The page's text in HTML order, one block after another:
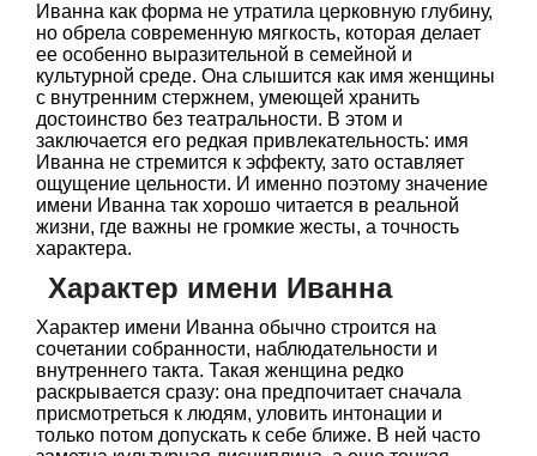
Иванна как форма не утратила церковную глубину,
но обрела современную мягкость, которая делает
ее особенно выразительной в семейной и
культурной среде. Она слышится как имя женщины
с внутренним стержнем, умеющей хранить
достоинство без театральности. В этом и
заключается его редкая привлекательность: имя
Иванна не стремится к эффекту, зато оставляет
ощущение цельности. И именно поэтому значение
имени Иванна так хорошо читается в реальной
жизни, где важны не громкие жесты, а точность
характера.
Характер имени Иванна
Характер имени Иванна обычно строится на
сочетании собранности, наблюдательности и
внутреннего такта. Такая женщина редко
раскрывается сразу: она предпочитает сначала
присмотреться к людям, уловить интонации и
только потом допускать к себе ближе. В ней часто